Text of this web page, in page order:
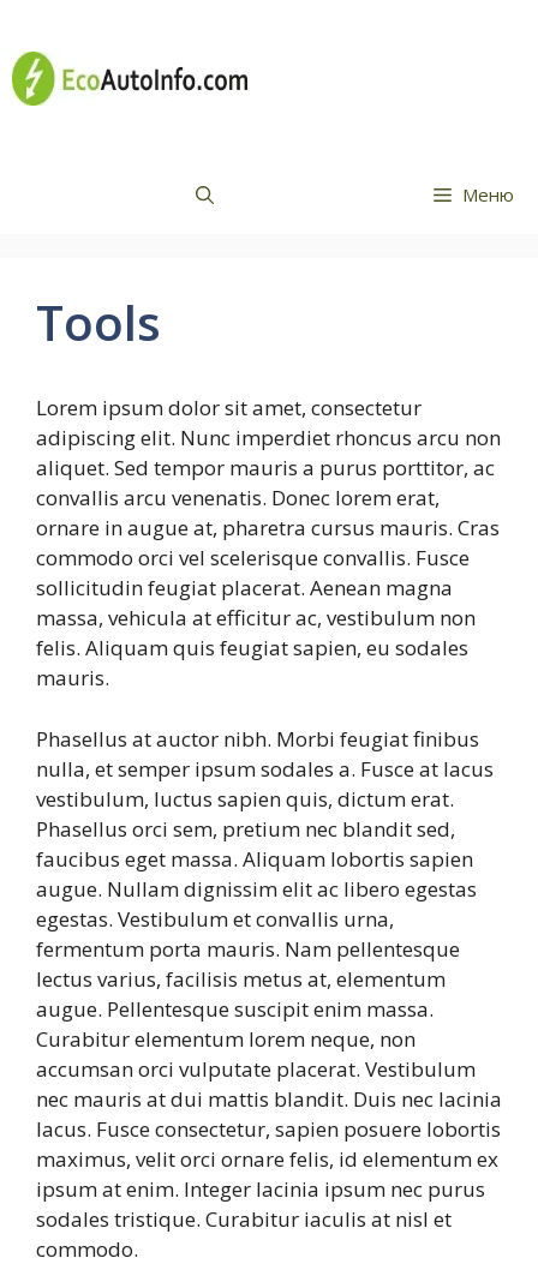
вмісту
Меню
Tools
Lorem ipsum dolor sit amet, consectetur
adipiscing elit. Nunc imperdiet rhoncus arcu non
aliquet. Sed tempor mauris a purus porttitor, ac
convallis arcu venenatis. Donec lorem erat,
ornare in augue at, pharetra cursus mauris. Cras
commodo orci vel scelerisque convallis. Fusce
sollicitudin feugiat placerat. Aenean magna
massa, vehicula at efficitur ac, vestibulum non
felis. Aliquam quis feugiat sapien, eu sodales
mauris.
Phasellus at auctor nibh. Morbi feugiat finibus
nulla, et semper ipsum sodales a. Fusce at lacus
vestibulum, luctus sapien quis, dictum erat.
Phasellus orci sem, pretium nec blandit sed,
faucibus eget massa. Aliquam lobortis sapien
augue. Nullam dignissim elit ac libero egestas
egestas. Vestibulum et convallis urna,
fermentum porta mauris. Nam pellentesque
lectus varius, facilisis metus at, elementum
augue. Pellentesque suscipit enim massa.
Curabitur elementum lorem neque, non
accumsan orci vulputate placerat. Vestibulum
nec mauris at dui mattis blandit. Duis nec lacinia
lacus. Fusce consectetur, sapien posuere lobortis
maximus, velit orci ornare felis, id elementum ex
ipsum at enim. Integer lacinia ipsum nec purus
sodales tristique. Curabitur iaculis at nisl et
commodo.